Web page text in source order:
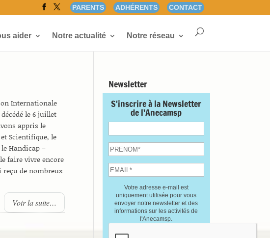
PARENTS ADHÉRENTS CONTACT
aider Notre actualité Notre réseau
Internationale
le 6 juillet
appris le
Scientifique, le
Handicap –
faire vivre encore
reçu de nombreux
Voir la suite…
Newsletter
S'inscrire à la Newsletter
de l'Anecamsp
Votre adresse e-mail est
uniquement utilisée pour vous
envoyer notre newsletter et des
informations sur les activités de
l'Anecamsp.